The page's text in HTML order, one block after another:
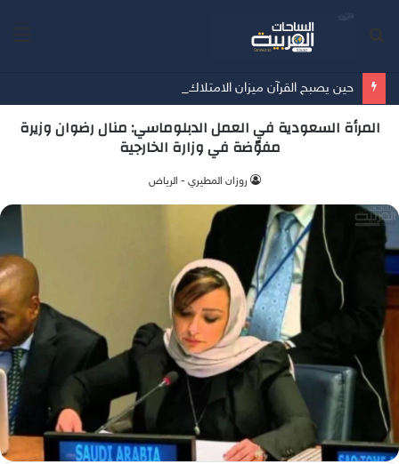
المرأة السعودية في العمل الدبلوماسي: منال رضوان وزيرة
مفوّضة في وزارة الخارجية
‫روزان المطيري - الرياض